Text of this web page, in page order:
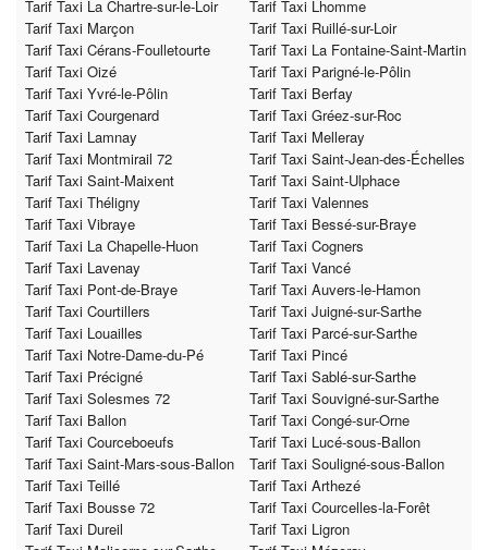
Tarif Taxi La Chartre-sur-le-Loir
Tarif Taxi Lhomme
Tarif Taxi Marçon
Tarif Taxi Ruillé-sur-Loir
Tarif Taxi Cérans-Foulletourte
Tarif Taxi La Fontaine-Saint-Martin
Tarif Taxi Oizé
Tarif Taxi Parigné-le-Pôlin
Tarif Taxi Yvré-le-Pôlin
Tarif Taxi Berfay
Tarif Taxi Courgenard
Tarif Taxi Gréez-sur-Roc
Tarif Taxi Lamnay
Tarif Taxi Melleray
Tarif Taxi Montmirail 72
Tarif Taxi Saint-Jean-des-Échelles
Tarif Taxi Saint-Maixent
Tarif Taxi Saint-Ulphace
Tarif Taxi Théligny
Tarif Taxi Valennes
Tarif Taxi Vibraye
Tarif Taxi Bessé-sur-Braye
Tarif Taxi La Chapelle-Huon
Tarif Taxi Cogners
Tarif Taxi Lavenay
Tarif Taxi Vancé
Tarif Taxi Pont-de-Braye
Tarif Taxi Auvers-le-Hamon
Tarif Taxi Courtillers
Tarif Taxi Juigné-sur-Sarthe
Tarif Taxi Louailles
Tarif Taxi Parcé-sur-Sarthe
Tarif Taxi Notre-Dame-du-Pé
Tarif Taxi Pincé
Tarif Taxi Précigné
Tarif Taxi Sablé-sur-Sarthe
Tarif Taxi Solesmes 72
Tarif Taxi Souvigné-sur-Sarthe
Tarif Taxi Ballon
Tarif Taxi Congé-sur-Orne
Tarif Taxi Courceboeufs
Tarif Taxi Lucé-sous-Ballon
Tarif Taxi Saint-Mars-sous-Ballon
Tarif Taxi Souligné-sous-Ballon
Tarif Taxi Teillé
Tarif Taxi Arthezé
Tarif Taxi Bousse 72
Tarif Taxi Courcelles-la-Forêt
Tarif Taxi Dureil
Tarif Taxi Ligron